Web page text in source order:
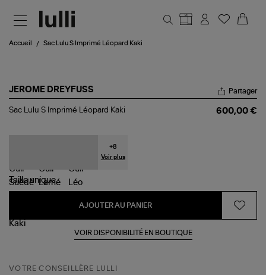
Accueil Sac Lulu S Imprimé Léopard Kaki
JEROME DREYFUSS
Sac
Partager
Sac Lulu S Imprimé Léopard Kaki 600,00 €
+8
Voir plus
Tailleunique
AJOUTER AU PANIER
VOIR DISPONIBILITÉ EN BOUTIQUE
VOTRE CONSEILLÈRE LULLI